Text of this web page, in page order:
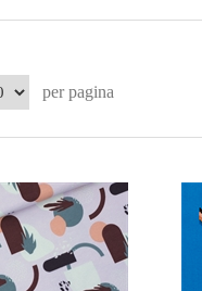
per pagina